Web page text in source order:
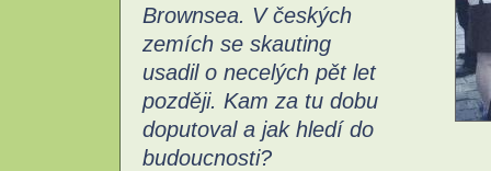
Brownsea. V českých
zemích se skauting
usadil o necelých pět let
později. Kam za tu dobu
doputoval a jak hledí do
budoucnosti?